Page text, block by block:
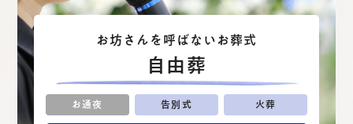
⾃由葬
お坊さんを呼ばないお葬式
お通夜 告別式 火葬